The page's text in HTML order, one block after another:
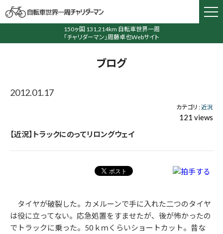
150ヶ国 131,214km 自転車世界一周
「チャリダーマン」周藤卓也Webサイト
ブログ
2012.01.17
カテゴリ :近況
121 views
【近況】トラックにのってリロングウェイ
タイヤが破裂した。カメルーンで手に入れた二つのタイヤ
は役に立ってない。応急処置をすませたが、後が怖かったの
でトラックに乗った。50ｋｍくらいショートカット。昔な